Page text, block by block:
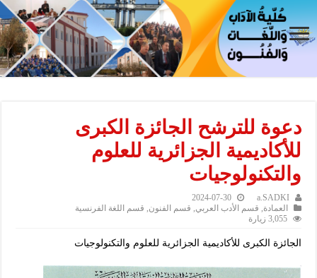
دعوة للترشح الجائزة الكبرى
للأكاديمية الجزائرية للعلوم
والتكنولوجيات
a.SADKI
2024-07-30
العمادة, قسم اﻷدب العربي, قسم الفنون, قسم اللغة الفرنسية
3,055 زيارة
الجائزة الكبرى للأكاديمية الجزائرية للعلوم والتكنولوجيات